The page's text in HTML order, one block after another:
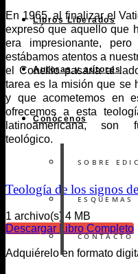
Libros Liberados
Autoras y autores
Conócenos
SOBRE
ESQUEMAS
CONTACTO
En 1965, al finalizar el
expresó que aquello que
era impresionante,
estábamos atentos a
el Concilio pasaría al
tarea es la misión que se
y que acometemos en
ofrecemos a esta
latinoamericana, son
teológico.
Teología de los signos
1 archivo(s) 4 MB
Descargar Libro Completo
Adquiérelo en formato